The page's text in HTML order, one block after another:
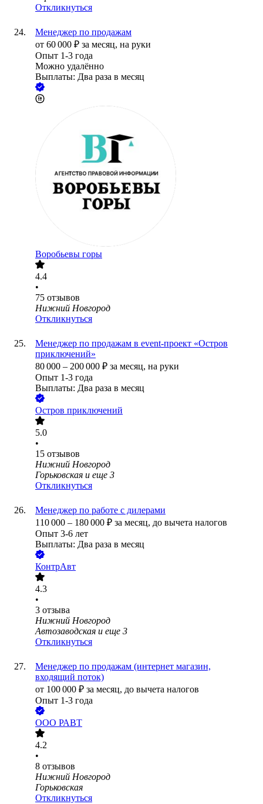
Откликнуться
Менеджер по продажам
от 60 000 ₽ за месяц, на руки
Опыт 1-3 года
Можно удалённо
Выплаты: Два раза в месяц
Воробьевы горы
4.4
•
75 отзывов
Нижний Новгород
Откликнуться
Менеджер по продажам в event-проект «Остров
приключений»
80 000 – 200 000 ₽ за месяц, на руки
Опыт 1-3 года
Выплаты: Два раза в месяц
Остров приключений
5.0
•
15 отзывов
Нижний Новгород
Горьковская и еще 3
Откликнуться
Менеджер по работе с дилерами
110 000 – 180 000 ₽ за месяц, до вычета налогов
Опыт 3-6 лет
Выплаты: Два раза в месяц
КонтрАвт
4.3
•
3 отзыва
Нижний Новгород
Автозаводская и еще 3
Откликнуться
Менеджер по продажам (интернет магазин,
входящий поток)
от 100 000 ₽ за месяц, до вычета налогов
Опыт 1-3 года
ООО РАВТ
4.2
•
8 отзывов
Нижний Новгород
Горьковская
Откликнуться